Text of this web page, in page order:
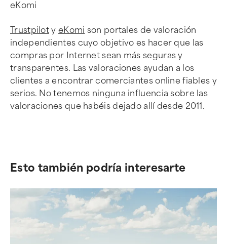
eKomi
Trustpilot y eKomi son portales de valoración
independientes cuyo objetivo es hacer que las
compras por Internet sean más seguras y
transparentes. Las valoraciones ayudan a los
clientes a encontrar comerciantes online fiables y
serios. No tenemos ninguna influencia sobre las
valoraciones que habéis dejado allí desde 2011.
Esto también podría interesarte